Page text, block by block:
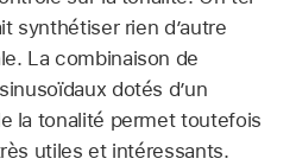
synthétiser rien d’autre
La combinaison de
dotés d’un
la tonalité permet toutefois
utiles et intéressants.